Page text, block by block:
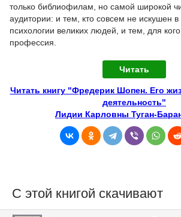
только библиофилам, но самой широкой
аудитории: и тем, кто совсем не искушен в
психологии великих людей, и тем, для
профессия.
Читать
Читать книгу "Фредерик Шопен. Его
деятельность"
Лидии Карловны Туган-
С этой книгой скачивают